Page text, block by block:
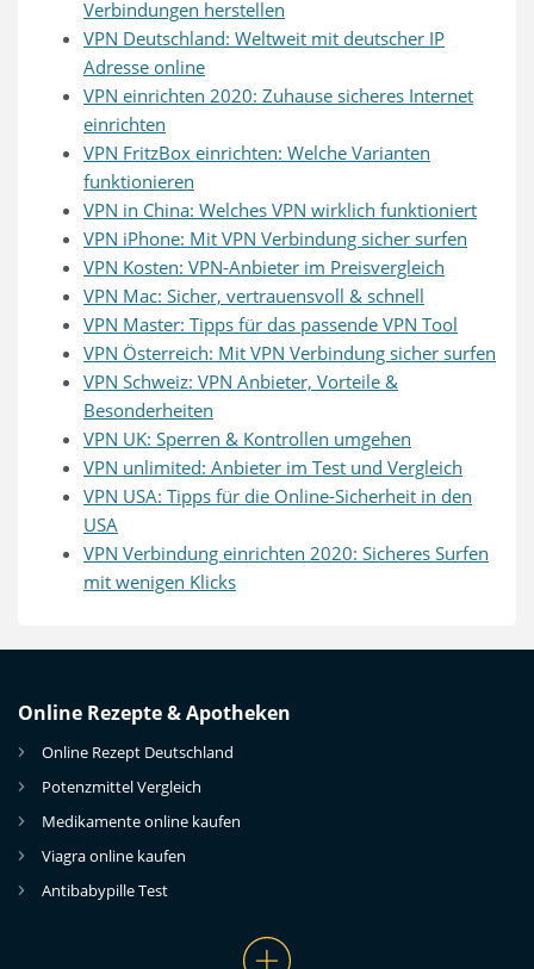
Verbindungen herstellen
VPN Deutschland: Weltweit mit deutscher IP
Adresse online
VPN einrichten 2020: Zuhause sicheres Internet
einrichten
VPN FritzBox einrichten: Welche Varianten
funktionieren
VPN in China: Welches VPN wirklich funktioniert
VPN iPhone: Mit VPN Verbindung sicher surfen
VPN Kosten: VPN-Anbieter im Preisvergleich
VPN Mac: Sicher, vertrauensvoll & schnell
VPN Master: Tipps für das passende VPN Tool
VPN Österreich: Mit VPN Verbindung sicher surfen
VPN Schweiz: VPN Anbieter, Vorteile &
Besonderheiten
VPN UK: Sperren & Kontrollen umgehen
VPN unlimited: Anbieter im Test und Vergleich
VPN USA: Tipps für die Online-Sicherheit in den
USA
VPN Verbindung einrichten 2020: Sicheres Surfen
mit wenigen Klicks
Online Rezepte & Apotheken
Online Rezept Deutschland
Potenzmittel Vergleich
Medikamente online kaufen
Viagra online kaufen
Antibabypille Test